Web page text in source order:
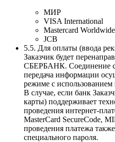
МИР
VISA International
Mastercard Worldwide
JCB
5.5. Для оплаты (ввода
Заказчик будет
СБЕРБАНК. Соединение
передача информации
режиме с
В случае, если банк
карты) поддерживает
проведения интернет-
MasterCard SecureCode,
проведения платежа
специального пароля.